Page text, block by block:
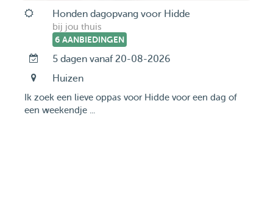
Honden dagopvang voor Hidde
bij jou thuis
6 AANBIEDINGEN
5 dagen vanaf 20-08-2026
Huizen
Ik zoek een lieve oppas voor Hidde voor een dag of
een weekendje ...